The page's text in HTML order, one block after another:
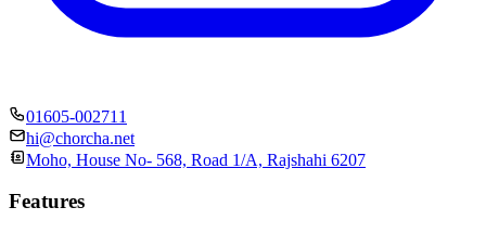
01605-002711
hi@chorcha.net
Moho, House No- 568, Road 1/A, Rajshahi 6207
Features